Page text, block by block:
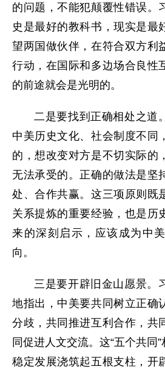
的问题，不能犯颠覆性错误。
史是最好的教科书，现实是最
望两国做伙伴，在符合双方利
行动，在国际和多边场合良性
的前途就会是光明的。
二是要找到正确相处之道
中美历史文化、社会制度不同
的，想改变对方是不切实际的
无法承受的。正确的做法是坚
处、合作共赢。这三项原则既
关系提炼的重要经验，也是历
来的深刻启示，应该成为中
向。
三是要开辟旧金山愿景。
地指出，中美要共同树立正确
分歧，共同推进互利合作，共
同促进人文交流。这“五个共同
稳定发展浇筑起五根支柱，开